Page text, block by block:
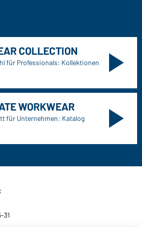
COLLECTION
für Professionals: Kollektionen
WORKWEAR
für Unternehmen: Katalog
31